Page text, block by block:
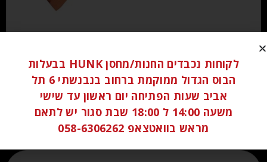
₪100.00
הוספה לסל
לקוחות נכבדים החנות/מחסן HUNK בבעלות
הבוס הגדול ממוקמת ברחוב בנבנשתי 6 תל
אביב שעות הפתיחה יום ראשון עד שישי
משעה 14:00 ל 18:00 שבת סגור יש לתאם
מראש בוואטצאפ 058-6306262